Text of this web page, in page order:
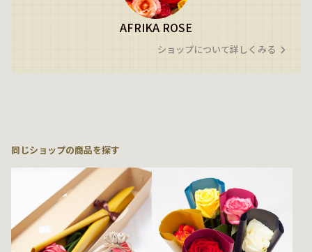
AFRIKA ROSE
ショップについて詳しくみる
同じショップの商品を探す